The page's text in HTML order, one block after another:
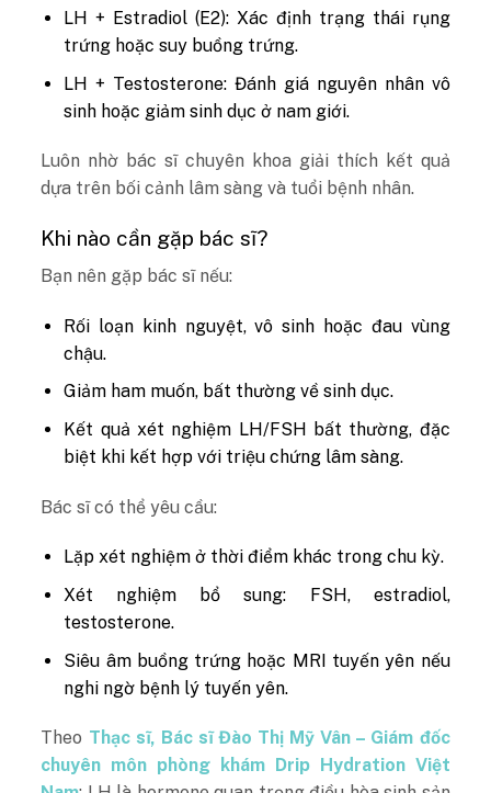
LH + Estradiol (E2): Xác định trạng thái rụng
trứng hoặc suy buồng trứng.
LH + Testosterone: Đánh giá nguyên nhân vô
sinh hoặc giảm sinh dục ở nam giới.
Luôn nhờ bác sĩ chuyên khoa giải thích kết quả
dựa trên bối cảnh lâm sàng và tuổi bệnh nhân.
Khi nào cần gặp bác sĩ?
Bạn nên gặp bác sĩ nếu:
Rối loạn kinh nguyệt, vô sinh hoặc đau vùng
chậu.
Giảm ham muốn, bất thường về sinh dục.
Kết quả xét nghiệm LH/FSH bất thường, đặc
biệt khi kết hợp với triệu chứng lâm sàng.
Bác sĩ có thể yêu cầu:
Lặp xét nghiệm ở thời điểm khác trong chu kỳ.
Xét nghiệm bổ sung: FSH, estradiol,
testosterone.
Siêu âm buồng trứng hoặc MRI tuyến yên nếu
nghi ngờ bệnh lý tuyến yên.
Theo Thạc sĩ, Bác sĩ Đào Thị Mỹ Vân – Giám đốc
chuyên môn phòng khám Drip Hydration Việt